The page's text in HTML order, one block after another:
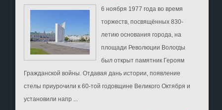
6 ноября 1977 года во время
торжеств, посвящённых 830-
летию основания города, на
площади Революции Вологды
был открыт памятник Героям
Гражданской войны. Отдавая дань истории, появление
стелы приурочили к 60-той годовщине Великого Октября и
установили напр ...